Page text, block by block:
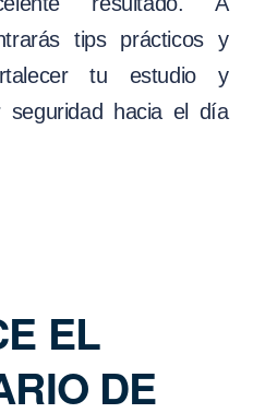
tips prácticos y
tu estudio y
seguridad hacia el día
EL
DE